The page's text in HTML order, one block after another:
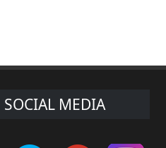
SOCIAL MEDIA